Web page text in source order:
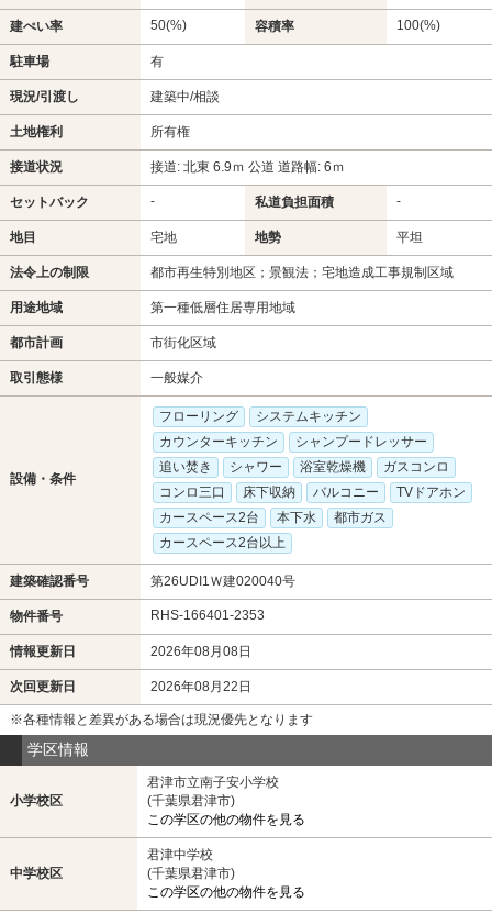
建ぺい率 50(%) 容積率 100(%)
駐車場 有
現況/引渡し 建築中/相談
土地権利 所有権
接道状況 接道: 北東 6.9ｍ 公道 道路幅: 6ｍ
セットバック - 私道負担面積 -
地目 宅地 地勢 平坦
法令上の制限 都市再生特別地区；景観法；宅地造成工事規制区域
用途地域 第一種低層住居専用地域
都市計画 市街化区域
取引態様 一般媒介
設備・条件
フローリング
システムキッチン
カウンターキッチン
シャンプードレッサー
追い焚き
シャワー 浴室乾燥機
ガスコンロ
コンロ三口
床下収納 バルコニー
TVドアホン
カースペース2台
本下水
都市ガス
カースペース2台以上
建築確認番号 第26UDI1Ｗ建020040号
物件番号 RHS-166401-2353
情報更新日 2026年08月08日
次回更新日 2026年08月22日
※各種情報と差異がある場合は現況優先となります
学区情報
小学校区
君津市立南子安小学校
(千葉県君津市)
この学区の他の物件を見る
中学校区
君津中学校
(千葉県君津市)
この学区の他の物件を見る